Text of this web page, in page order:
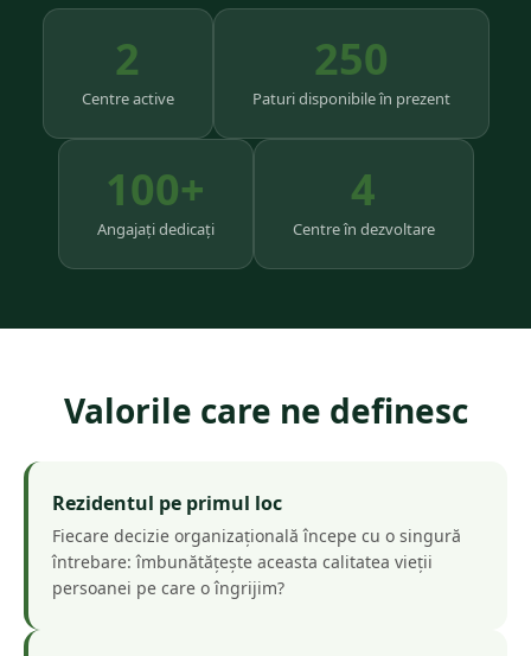
2
Centre active
250
Paturi disponibile în prezent
100+
Angajați dedicați
4
Centre în dezvoltare
Valorile care ne definesc
Rezidentul pe primul loc
Fiecare decizie organizațională începe cu o singură
întrebare: îmbunătățește aceasta calitatea vieții
persoanei pe care o îngrijim?